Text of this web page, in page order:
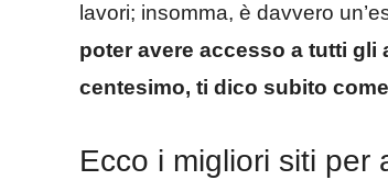
lavori; insomma, è davvero
poter avere accesso a tutti
centesimo, ti dico subito
Ecco i migliori siti per